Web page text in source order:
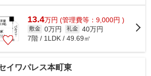
13.4万円 (管理費等：9,000円 )
敷金 0万円 礼金 40万円
7階 / 1LDK / 49.69㎡
イワパレス本町東